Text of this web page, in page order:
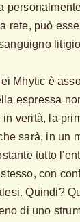
rete, può
litigio
Mhytic è
espressa
verità, la
sarà, in un
tutto
con
Quindi?
di uno